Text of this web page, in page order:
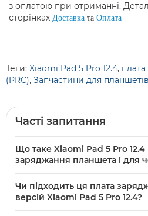
з оплатою при отриманні.
сторінках Доставка та Оплата
Теги: Xiaomi Pad 5 Pro 12.4,
(PRC), Запчастини для
Часті запитання
Що таке Xiaomi Pad 5 Pro 12.4
заряджання планшета і для
планшета — це оригінальна
Чи підходить ця плата
версій Xiaomi Pad 5 Pro 12.4?